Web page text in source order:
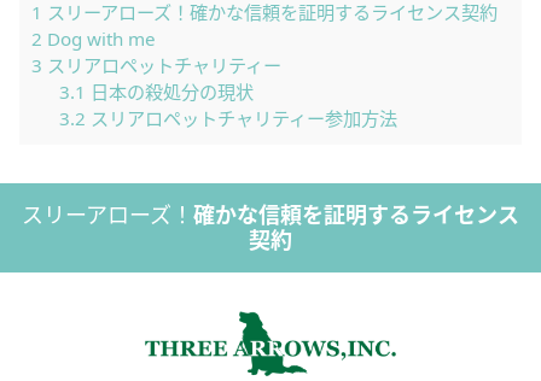
1 スリーアローズ！確かな信頼を証明するライセンス契約
2 Dog with me
3 スリアロペットチャリティー
3.1 日本の殺処分の現状
3.2 スリアロペットチャリティー参加方法
スリーアローズ！ 確かな信頼を証明するライセンス
契約